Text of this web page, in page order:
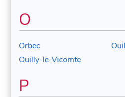
O
Orbec
Ouilly-le-Vicomte
P